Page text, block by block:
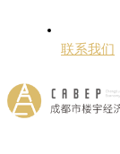
联系我们